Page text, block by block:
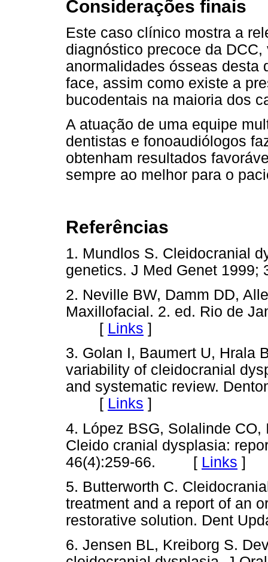
Considerações finais
Este caso clínico mostra a
diagnóstico precoce da
anormalidades ósseas desta
face, assim como existe a
bucodentais na maioria dos
A atuação de uma equipe
dentistas e fonoaudiólogos
obtenham resultados
sempre ao melhor para o
Referências
1. Mundlos S. Cleidocranial
genetics. J Med Genet
2. Neville BW, Damm DD,
Maxillofacial. 2. ed. Rio de
[ Links ]
3. Golan I, Baumert U, Hrala
variability of cleidocranial
and systematic review.
[ Links ]
4. López BSG, Solalinde
Cleido cranial dysplasia:
46(4):259-66. [ Links ]
5. Butterworth C.
treatment and a report of an
restorative solution. Dent
6. Jensen BL, Kreiborg S.